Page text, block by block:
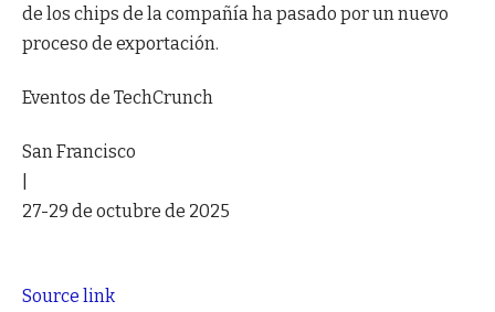
de los chips de la compañía ha pasado por un nuevo
proceso de exportación.
Eventos de TechCrunch
San Francisco
27-29 de octubre de 2025
Source link